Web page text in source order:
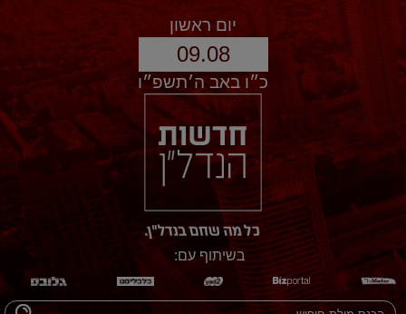
יום ראשון
09.08
כ״ו באב ה׳תשפ״ו
בשיתוף עם: